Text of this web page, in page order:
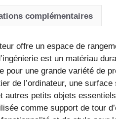
complémentaires
offre un espace de
est un matériau
pour une grande variété de
de l’ordinateur, une
autres petits objets
comme support de tour